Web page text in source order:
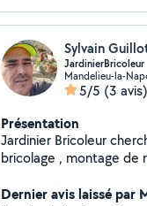
Sylvain
JardinierBricoleur
Mandelieu-la-
5/5 (3 avis)
Présentation
Jardinier Bricoleur
bricolage , montage de
Dernier avis laissé par